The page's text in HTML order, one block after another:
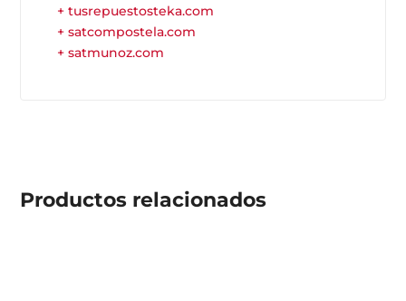
+ tusrepuestosteka.com
+ satcompostela.com
+ satmunoz.com
Productos relacionados